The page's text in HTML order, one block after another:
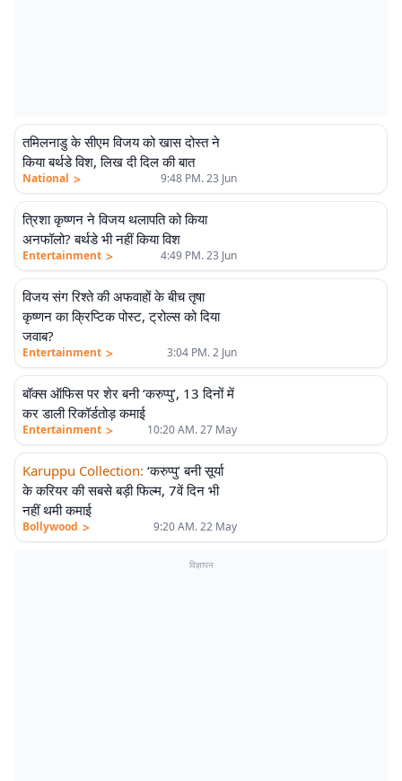
तमिलनाडु के सीएम विजय को खास दोस्त ने
किया बर्थडे विश, लिख दी दिल की बात
National > 9:48 PM. 23 Jun
त्रिशा कृष्णन ने विजय थलापति को किया
अनफॉलो? बर्थडे भी नहीं किया विश
Entertainment > 4:49 PM. 23 Jun
विजय संग रिश्ते की अफवाहों के बीच तृषा
कृष्णन का क्रिप्टिक पोस्ट, ट्रोल्स को दिया
जवाब?
Entertainment > 3:04 PM. 2 Jun
बॉक्स ऑफिस पर शेर बनी ‘करुप्पु’, 13 दिनों में
कर डाली रिकॉर्डतोड़ कमाई
Entertainment > 10:20 AM. 27 May
Karuppu Collection: ‘करुप्पु’ बनी सूर्या
के करियर की सबसे बड़ी फिल्म, 7वें दिन भी
नहीं थमी कमाई
Bollywood > 9:20 AM. 22 May
विज्ञापन